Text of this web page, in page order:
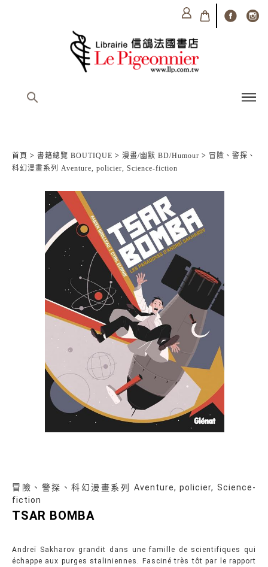
首頁 > 書籍總覽 BOUTIQUE > 漫畫/幽默 BD/Humour > 冒險、警探、
科幻漫畫系列 Aventure, policier, Science-fiction
冒險、警探、科幻漫畫系列 Aventure, policier, Science-
fiction
TSAR BOMBA
Andreï Sakharov grandit dans une famille de scientifiques qui
échappe aux purges staliniennes. Fasciné très tôt par le rapport